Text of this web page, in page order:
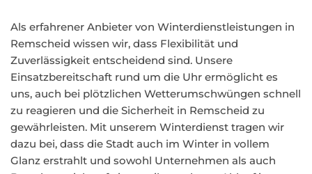
Als erfahrener Anbieter von Winterdienstleistungen in
Remscheid wissen wir, dass Flexibilität und
Zuverlässigkeit entscheidend sind. Unsere
Einsatzbereitschaft rund um die Uhr ermöglicht es
uns, auch bei plötzlichen Wetterumschwüngen schnell
zu reagieren und die Sicherheit in Remscheid zu
gewährleisten. Mit unserem Winterdienst tragen wir
dazu bei, dass die Stadt auch im Winter in vollem
Glanz erstrahlt und sowohl Unternehmen als auch